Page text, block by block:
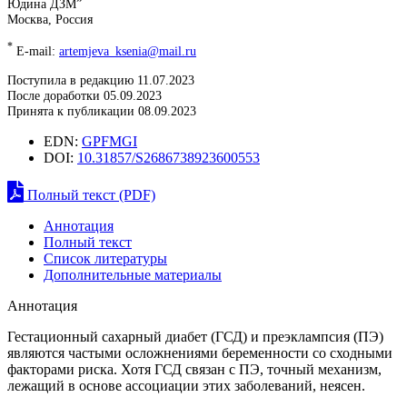
Юдина ДЗМ”
Москва, Россия
* E-mail: artemjeva_ksenia@mail.ru
Поступила в редакцию 11.07.2023
После доработки 05.09.2023
Принята к публикации 08.09.2023
EDN: GPFMGI
DOI: 10.31857/S2686738923600553
Полный текст (PDF)
Аннотация
Полный текст
Список литературы
Дополнительные материалы
Аннотация
Гестационный сахарный диабет (ГСД) и преэклампсия (ПЭ)
являются частыми осложнениями беременности со сходными
факторами риска. Хотя ГСД связан с ПЭ, точный механизм,
лежащий в основе ассоциации этих заболеваний, неясен.